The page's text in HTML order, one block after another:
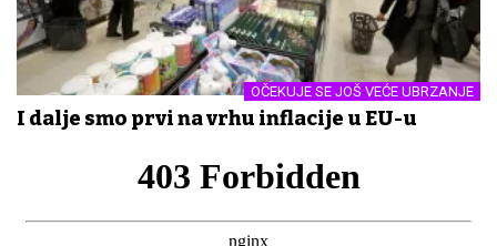
OČEKUJE SE JOŠ VEĆE UBRZANJE
I dalje smo prvi na vrhu inflacije u EU-u